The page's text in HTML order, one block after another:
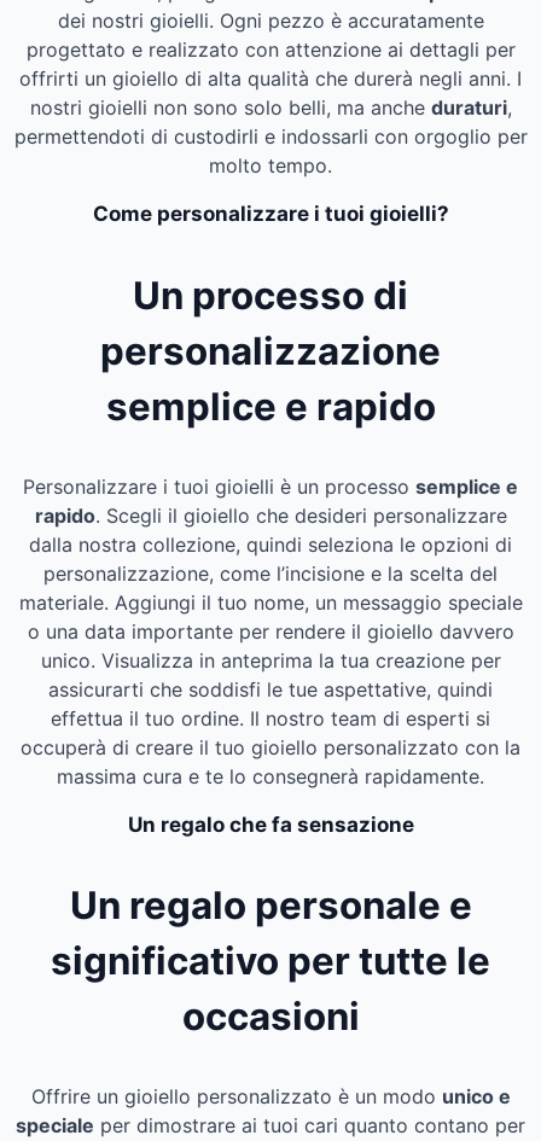
dei nostri gioielli. Ogni pezzo è accuratamente
progettato e realizzato con attenzione ai dettagli per
offrirti un gioiello di alta qualità che durerà negli anni. I
nostri gioielli non sono solo belli, ma anche duraturi,
permettendoti di custodirli e indossarli con orgoglio per
molto tempo.
Come personalizzare i tuoi gioielli?
Un processo di
personalizzazione
semplice e rapido
Personalizzare i tuoi gioielli è un processo semplice e
rapido. Scegli il gioiello che desideri personalizzare
dalla nostra collezione, quindi seleziona le opzioni di
personalizzazione, come l’incisione e la scelta del
materiale. Aggiungi il tuo nome, un messaggio speciale
o una data importante per rendere il gioiello davvero
unico. Visualizza in anteprima la tua creazione per
assicurarti che soddisfi le tue aspettative, quindi
effettua il tuo ordine. Il nostro team di esperti si
occuperà di creare il tuo gioiello personalizzato con la
massima cura e te lo consegnerà rapidamente.
Un regalo che fa sensazione
Un regalo personale e
significativo per tutte le
occasioni
Offrire un gioiello personalizzato è un modo unico e
speciale per dimostrare ai tuoi cari quanto contano per